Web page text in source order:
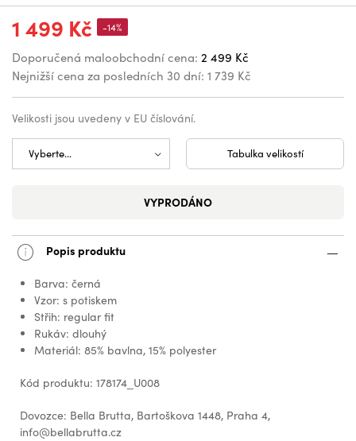
1 499 Kč -14%
Doporučená maloobchodní cena: 2 499 Kč
Nejnižší cena za posledních 30 dní: 1 739 Kč
Velikosti jsou uvedeny v EU číslování.
Tabulka velikostí
VYPRODÁNO
Popis produktu
Barva: černá
Vzor: s potiskem
Střih: regular fit
Rukáv: dlouhý
Materiál: 85% bavlna, 15% polyester
Kód produktu: 178174_U008
Dovozce: Bella Brutta, Bartoškova 1448, Praha 4,
info@bellabrutta.cz